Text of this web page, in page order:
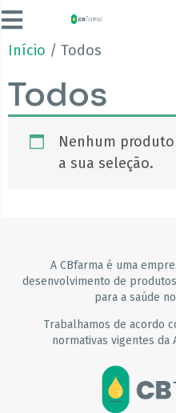
Início / Todos
Todos
Nenhum
a sua seleção.
A CBfarma é uma
desenvolvimento de
para a saúde
Trabalhamos de acordo
normativas vigentes da